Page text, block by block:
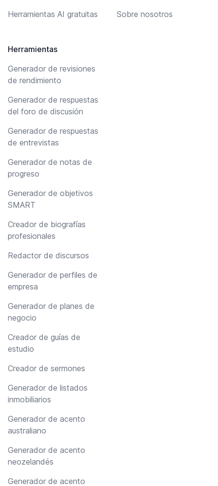
Herramientas AI gratuitas
Herramientas
Generador de revisiones
de rendimiento
Generador de respuestas
del foro de discusión
Generador de respuestas
de entrevistas
Generador de notas de
progreso
Generador de objetivos
SMART
Creador de biografías
profesionales
Redactor de discursos
Generador de perfiles de
empresa
Generador de planes de
negocio
Creador de guías de
estudio
Creador de sermones
Generador de listados
inmobiliarios
Generador de acento
australiano
Generador de acento
neozelandés
Generador de acento
Sobre nosotros